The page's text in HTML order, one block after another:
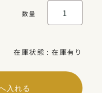
在庫状態 : 在庫有り
数量